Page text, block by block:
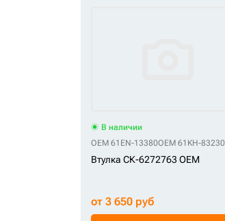
В наличии
OEM 61EN-13380OEM 61KH-83230
Втулка СК-6272763 OEM
от 3 650 руб